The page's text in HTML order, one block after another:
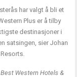
har valgt å bli et
Plus er å tilby
destinasjoner i
satsingen, sier Johan
Western Hotels &